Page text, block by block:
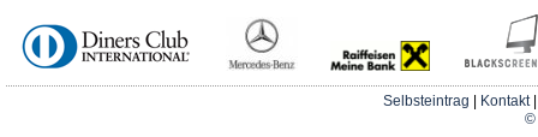
Selbsteintrag Kontakt
©